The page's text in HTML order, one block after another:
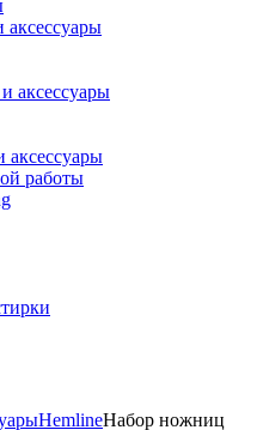
аксессуары
работы
HemlineНабор ножниц